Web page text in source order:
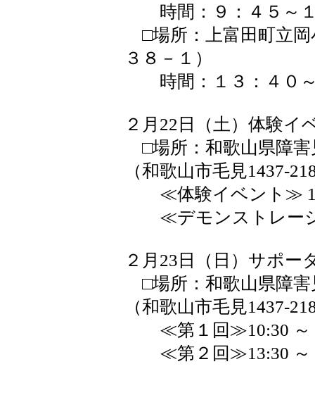
時間：９：４５～１
□場所：上富田町立岡
３８－１）
時間：１３：４０～
２月22日（土）体験イ
□場所：和歌山県障害
（和歌山市毛見1437-
≪体験イベント≫
≪デモンストレーシ
２月23日（日）サポー
□場所：和歌山県障害
（和歌山市毛見1437-
≪第１回≫10:30 ～
≪第２回≫13:30 ～